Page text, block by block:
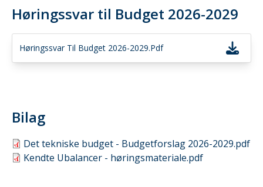
Høringssvar til Budget 2026-2029
Høringssvar Til Budget 2026-2029.pdf
Bilag
Det tekniske budget - Budgetforslag 2026-2029.pdf
Kendte Ubalancer - høringsmateriale.pdf